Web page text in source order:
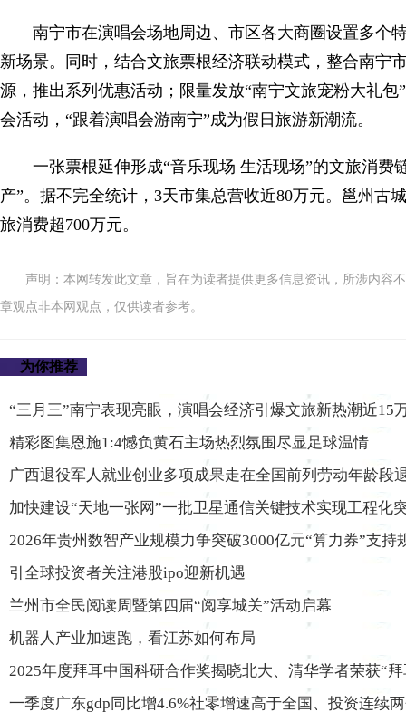
南宁市在演唱会场地周边、市区各大商圈设置多个
新场景。同时，结合文旅票根经济联动模式，整合南宁
源，推出系列优惠活动；限量发放“南宁文旅宠粉大礼
会活动，“跟着演唱会游南宁”成为假日旅游新潮流。
一张票根延伸形成“音乐现场 生活现场”的文旅消
产”。据不完全统计，3天市集总营收近80万元。邕州古
旅消费超700万元。
声明：本网转发此文章，旨在为读者提供更多信息资讯，所涉内容
章观点非本网观点，仅供读者参考。
为你推荐
“三月三”南宁表现亮眼，演唱会经济引爆文旅新热潮近15
精彩图集恩施1:4憾负黄石主场热烈氛围尽显足球温情
广西退役军人就业创业多项成果走在全国前列劳动年龄段
加快建设“天地一张网”一批卫星通信关键技术实现工程化
2026年贵州数智产业规模力争突破3000亿元“算力券”支持
引全球投资者关注港股ipo迎新机遇
兰州市全民阅读周暨第四届“阅享城关”活动启幕
机器人产业加速跑，看江苏如何布局
2025年度拜耳中国科研合作奖揭晓北大、清华学者荣获“
一季度广东gdp同比增4.6%社零增速高于全国、投资连